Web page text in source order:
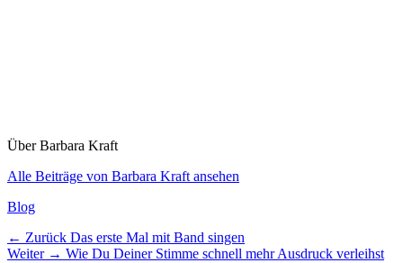
Über Barbara Kraft
Alle Beiträge von Barbara Kraft ansehen
Kategorien
Blog
Beitragsnavigation
← Zurück Vorheriger
Beitrag:
Das erste Mal mit Band singen
Weiter → Nächster
Wie Du Deiner Stimme schnell mehr Ausdruck verleihst